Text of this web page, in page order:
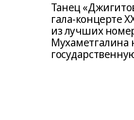
Танец
гала-концерте
из лучших
Мухаметгалина